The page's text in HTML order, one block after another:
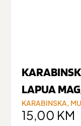
LAPUA
KARABINSKA,
15,00 KM